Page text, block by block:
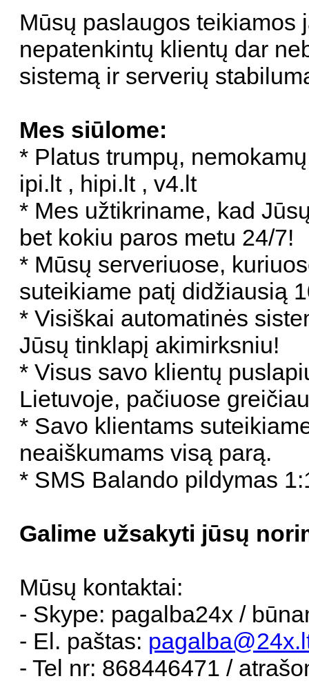
Mūsų paslaugos teikiamos
nepatenkintų klientų dar
sistemą ir serverių
Mes siūlome:
* Platus trumpų,
ipi.lt , hipi.lt , v4.lt
* Mes užtikriname, kad
bet kokiu paros metu 24/7!
* Mūsų serveriuose,
suteikiame patį didžiausią
* Visiškai automatinės
Jūsų tinklapį akimirksniu!
* Visus savo klientų
Lietuvoje, pačiuose
* Savo klientams
neaiškumams visą parą.
* SMS Balando pildymas
Galime užsakyti jūsų
Mūsų kontaktai:
- Skype: pagalba24x /
- El. paštas:
- Tel nr: 868446471 /